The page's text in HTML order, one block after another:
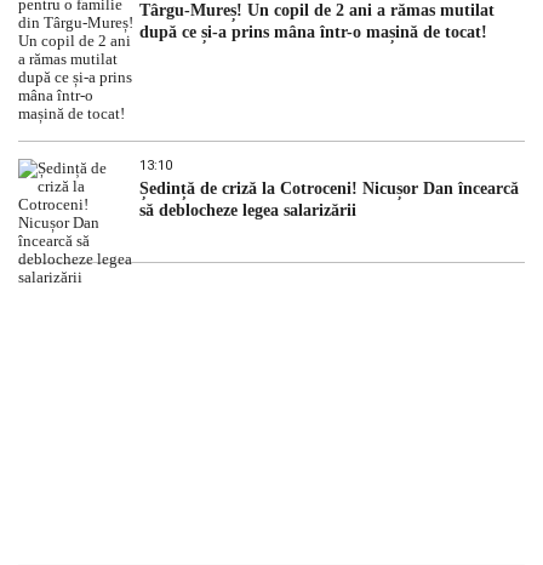
Târgu-Mureș! Un copil de 2 ani a rămas mutilat
după ce și-a prins mâna într-o mașină de tocat!
13:10
Ședință de criză la Cotroceni! Nicușor Dan încearcă
să deblocheze legea salarizării